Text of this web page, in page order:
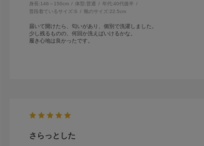
身長:146～150cm 体型: 普通 年代:40代後半
普段着ているサイズ:S 靴のサイズ:22.5cm
届いて開けたら、匂いがあり、個別で洗濯しました。
少し残るものの、何回か洗えばいけるかな。
履き心地は良かったです。
さらっとした